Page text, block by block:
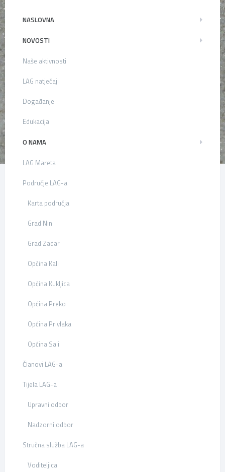
NASLOVNA
NOVOSTI
Naše aktivnosti
LAG natječaji
Događanje
Edukacija
O NAMA
LAG Mareta
Područje LAG-a
Karta područja
Grad Nin
Grad Zadar
Općina Kali
Općina Kukljica
Općina Preko
Općina Privlaka
Općina Sali
Članovi LAG-a
Tijela LAG-a
Upravni odbor
Nadzorni odbor
Stručna služba LAG-a
Voditeljica